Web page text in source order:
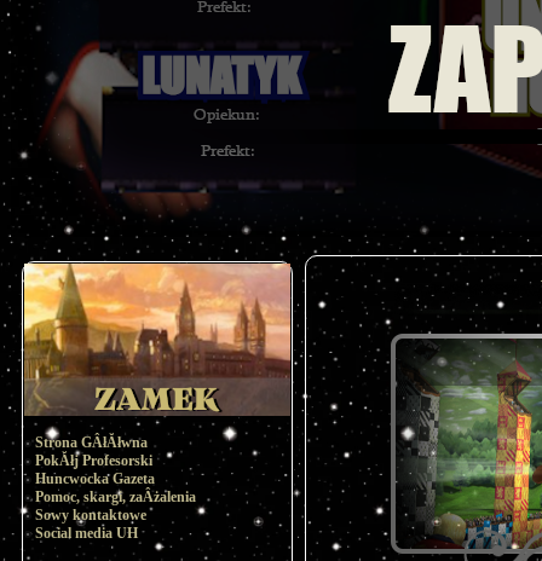
Strona GÂłĂłwna
PokĂłj Profesorski
Huncwocka Gazeta
Pomoc, skargi, zaÂżalenia
Sowy kontaktowe
Social media UH